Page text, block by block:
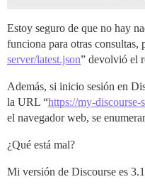
Estoy seguro de que no hay
funciona para otras consultas,
server/latest.json” devolvió el
Además, si inicio sesión en
la URL “https://my-discourse-
el navegador web, se
¿Qué está mal?
Mi versión de Discourse es